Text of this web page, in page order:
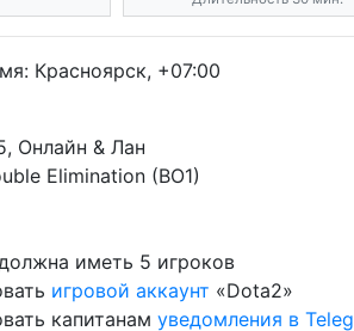
Красноярск, +07:00
Онлайн & Лан
Elimination (BO1)
иметь 5 игроков
игровой аккаунт «Dota2»
капитанам уведомления в